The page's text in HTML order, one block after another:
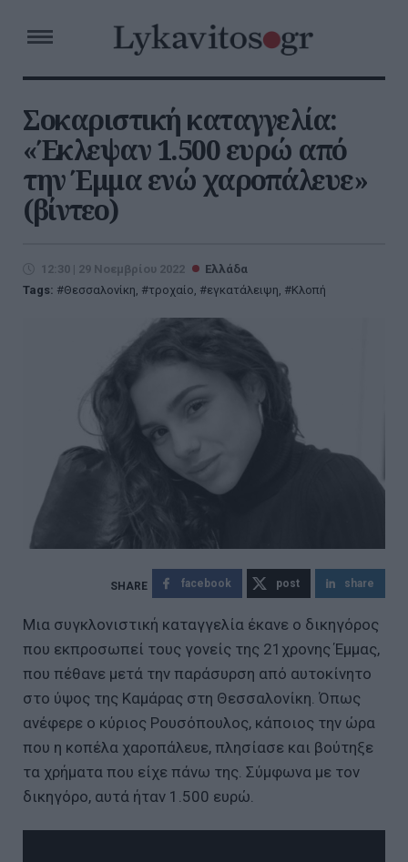
Σοκαριστική καταγγελία:
«Έκλεψαν 1.500 ευρώ από
την Έμμα ενώ χαροπάλευε»
(βίντεο)
12:30 | 29 Νοεμβρίου 2022
Ελλάδα
Tags:
Θεσσαλονίκη, τροχαίο, εγκατάλειψη, Κλοπή
facebook post share
Μια συγκλονιστική καταγγελία έκανε ο δικηγόρος
που εκπροσωπεί τους γονείς της 21χρονης Έμμας,
που πέθανε μετά την παράσυρση από αυτοκίνητο
στο ύψος της Καμάρας στη Θεσσαλονίκη. Όπως
ανέφερε ο κύριος Ρουσόπουλος, κάποιος την ώρα
που η κοπέλα χαροπάλευε, πλησίασε και βούτηξε
τα χρήματα που είχε πάνω της. Σύμφωνα με τον
δικηγόρο, αυτά ήταν 1.500 ευρώ.